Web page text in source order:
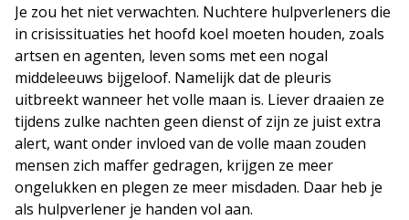
Je zou het niet verwachten. Nuchtere hulpverleners die
in crisissituaties het hoofd koel moeten houden, zoals
artsen en agenten, leven soms met een nogal
middeleeuws bijgeloof. Namelijk dat de pleuris
uitbreekt wanneer het volle maan is. Liever draaien ze
tijdens zulke nachten geen dienst of zijn ze juist extra
alert, want onder invloed van de volle maan zouden
mensen zich maffer gedragen, krijgen ze meer
ongelukken en plegen ze meer misdaden. Daar heb je
als hulpverlener je handen vol aan.